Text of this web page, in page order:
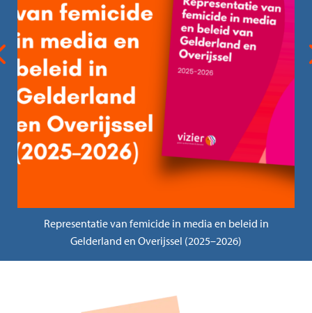
Monitor Discriminatie Oost-Nederland 2025